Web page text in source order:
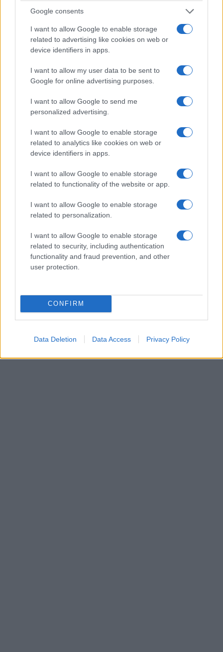
Google consents
I want to allow Google to enable storage
related to advertising like cookies on web or
device identifiers in apps.
I want to allow my user data to be sent to
Google for online advertising purposes.
I want to allow Google to send me
personalized advertising.
I want to allow Google to enable storage
related to analytics like cookies on web or
device identifiers in apps.
I want to allow Google to enable storage
related to functionality of the website or app.
I want to allow Google to enable storage
related to personalization.
I want to allow Google to enable storage
related to security, including authentication
functionality and fraud prevention, and other
user protection.
CONFIRM
Data Deletion Data Access Privacy Policy